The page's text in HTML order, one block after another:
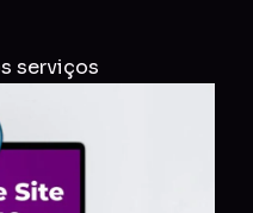
serviços